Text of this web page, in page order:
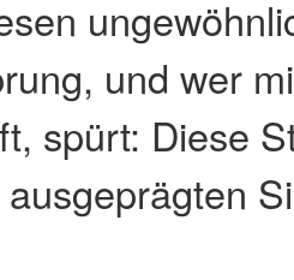
und wer
spürt: Diese